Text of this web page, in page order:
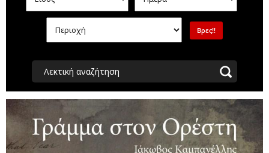
Λεκτική αναζήτηση